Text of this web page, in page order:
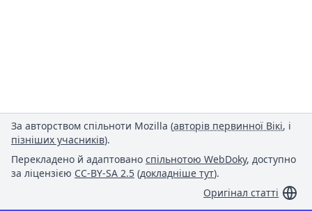
За авторством спільноти Mozilla (авторів первинної Вікі, і
пізніших учасників).
Перекладено й адаптовано спільнотою WebDoky, доступно
за ліцензією CC-BY-SA 2.5 (докладніше тут).
Оригінал статті